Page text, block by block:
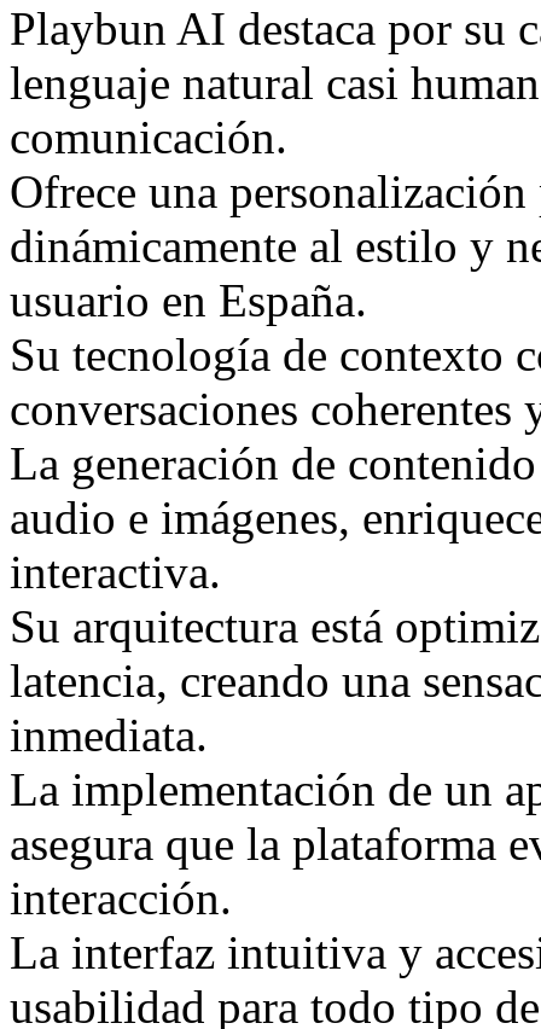
Playbun AI destaca por su
lenguaje natural casi
comunicación.
Ofrece una
dinámicamente al estilo y
usuario en España.
Su tecnología de contexto
conversaciones
La generación de
audio e imágenes,
interactiva.
Su arquitectura está
latencia, creando una
inmediata.
La implementación de un
asegura que la plataforma
interacción.
La interfaz intuitiva y
usabilidad para todo tipo